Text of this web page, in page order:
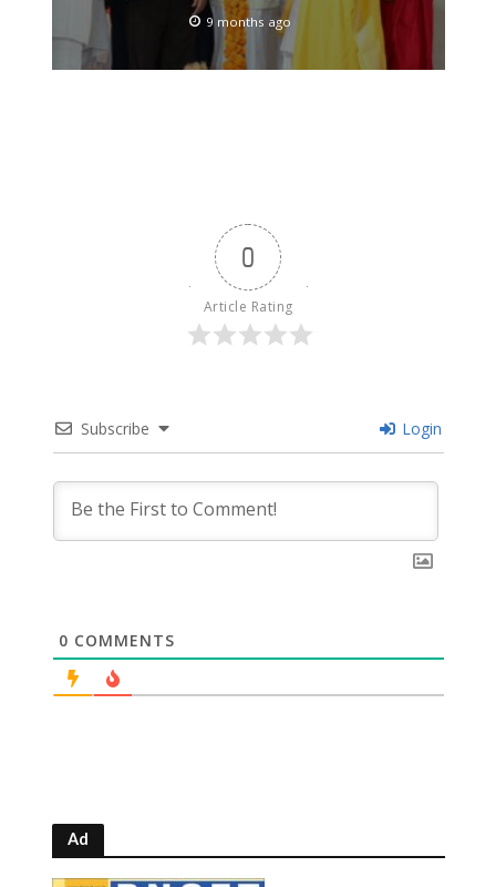
9 months ago
0
Article Rating
Subscribe Login
0 COMMENTS
Ad